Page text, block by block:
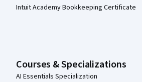
Intuit Academy Bookkeeping Certificate
Courses & Specializations
AI Essentials Specialization